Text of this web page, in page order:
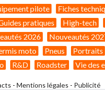
pilote
Fiches
pratiques High-tech
2026
Nouveautés
moto Pneus
Portraits
R&D Roadster Vie des
- Mentions légales - Publicité